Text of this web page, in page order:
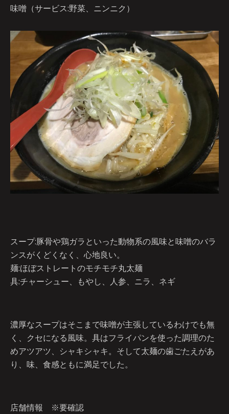
味噌（サービス:野菜、ニンニク）
スープ:豚骨や鶏ガラといった動物系の風味と味噌のバラ
ンスがくどくなく、心地良い。
麺:ほぼストレートのモチモチ丸太麺
具:チャーシュー、もやし、人参、ニラ、ネギ
濃厚なスープはそこまで味噌が主張しているわけでも無
く、クセになる風味。具はフライパンを使った調理のた
めアツアツ、シャキシャキ。そして太麺の歯ごたえがあ
り、味、食感ともに満足でした。
店舗情報 ※要確認